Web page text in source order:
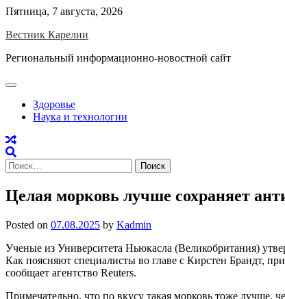
Skip
content
Пятница, 7 августа, 2026
Вестник Карелии
Региональный информационно-новостной сайт
Здоровье
Наука и технологии
Найти:
Целая морковь лучше сохраняет
Posted on 07.08.2025 by Kadmin
Ученые из Университета Ньюкасла (Великобритания)
Как поясняют специалисты во главе с Кирстен Брандт,
сообщает агентство Reuters.
Примечательно, что по вкусу такая морковь тоже лучше,